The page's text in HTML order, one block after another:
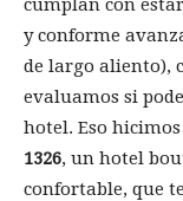
cumplan con
y conforme
de largo aliento),
evaluamos si
hotel. Eso
1326, un hotel
confortable, que